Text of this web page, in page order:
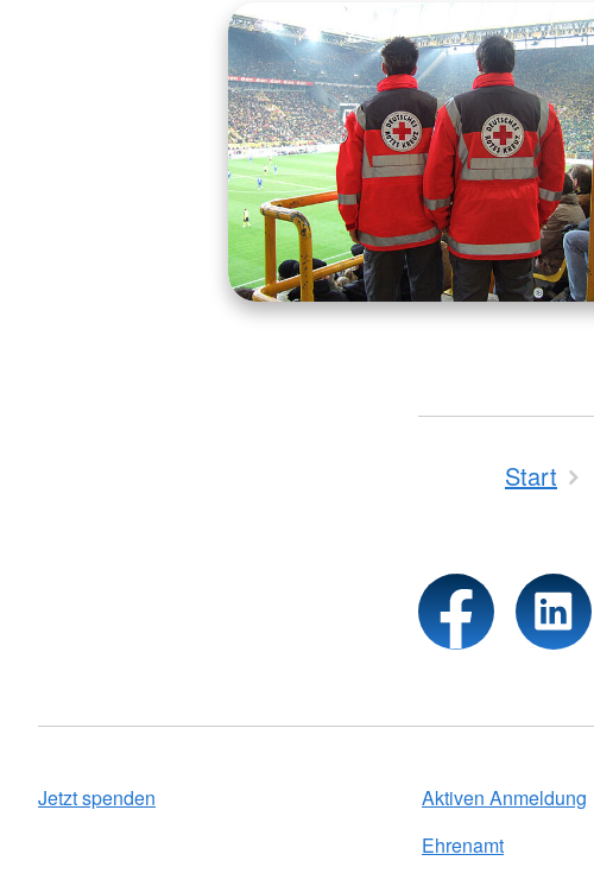
Start
Jetzt spenden
Aktiven Anmeldung
Ehrenamt